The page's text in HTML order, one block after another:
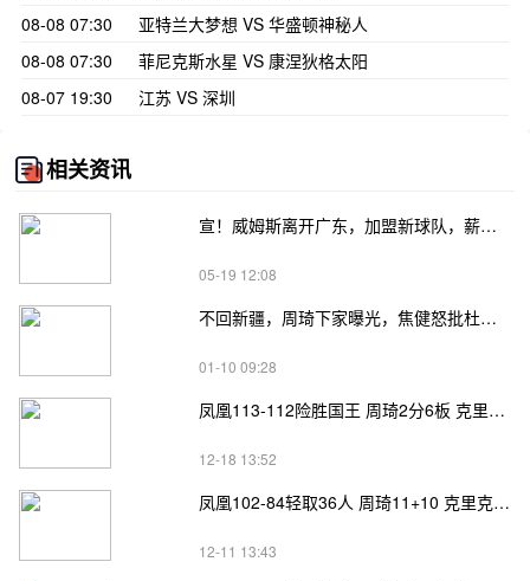
08-08 07:30
亚特兰大梦想 VS 华盛顿神秘人
08-08 07:30
菲尼克斯水星 VS 康涅狄格太阳
08-07 19:30
江苏 VS 深圳
相关资讯
宣！威姆斯离开广东，加盟新球队，薪水降低，杜锋惋惜
05-19 12:08
不回新疆，周琦下家曝光，焦健怒批杜锋欺负小将，曾令旭找到新工作
01-10 09:28
凤凰113-112险胜国王 周琦2分6板 克里克46+10 沃尔顿45+10
12-18 13:52
凤凰102-84轻取36人 周琦11+10 克里克24+8 科尔20分
12-11 13:43